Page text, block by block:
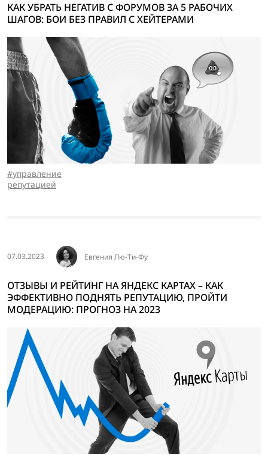
КАК УБРАТЬ НЕГАТИВ С ФОРУМОВ ЗА 5 РАБОЧИХ
ШАГОВ: БОИ БЕЗ ПРАВИЛ С ХЕЙТЕРАМИ
управление
репутацией
07.03.2023 Евгения Лю-Ти-Фу
ОТЗЫВЫ И РЕЙТИНГ НА ЯНДЕКС КАРТАХ – КАК
ЭФФЕКТИВНО ПОДНЯТЬ РЕПУТАЦИЮ, ПРОЙТИ
МОДЕРАЦИЮ: ПРОГНОЗ НА 2023